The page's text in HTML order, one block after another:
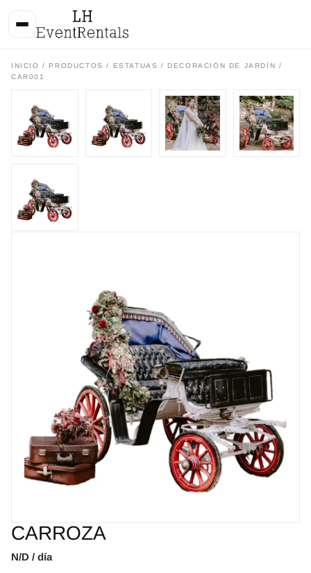
INICIO / PRODUCTOS/ ESTATUAS / DECORACIÓN DE JARDÍN /
CAR001
CARROZA
N/D / día